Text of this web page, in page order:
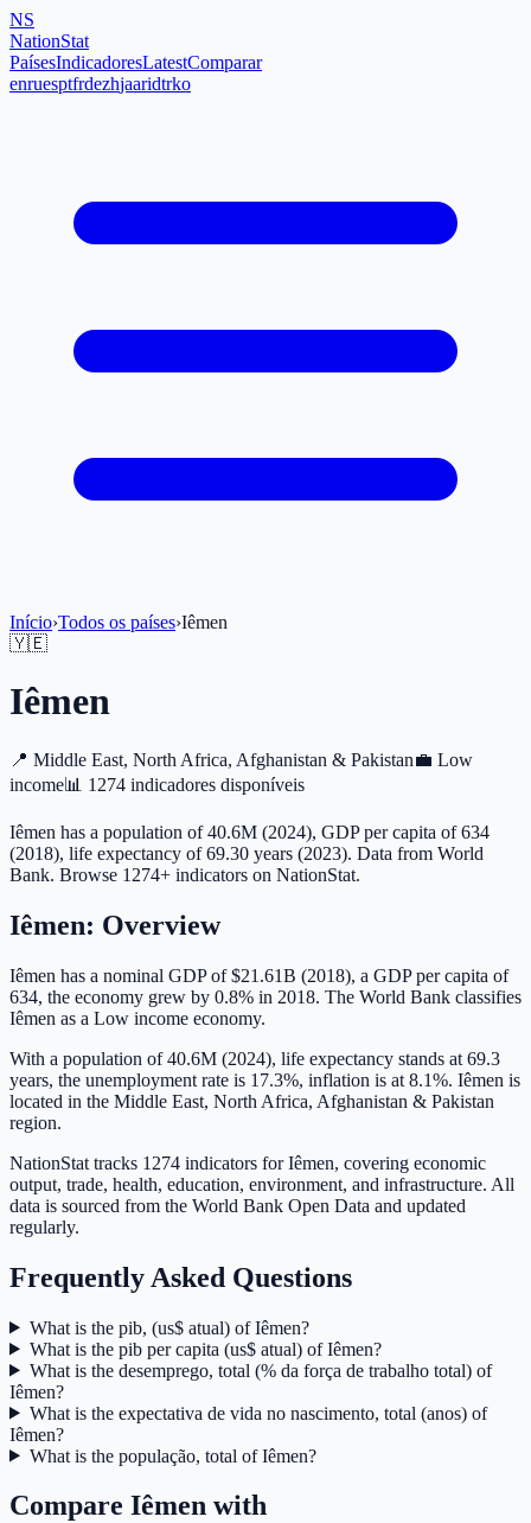
NS
NationStat
PaísesIndicadoresLatestComparar
enruesptfrdezhjaaridtrko
Início›Todos os países›Iêmen
🇾🇪
Iêmen
📍 Middle East, North Africa, Afghanistan & Pakistan💼 Low
income 📊 1274 indicadores disponíveis
Iêmen has a population of 40.6M (2024), GDP per capita of 634
(2018), life expectancy of 69.30 years (2023). Data from World
Bank. Browse 1274+ indicators on NationStat.
Iêmen: Overview
Iêmen has a nominal GDP of $21.61B (2018), a GDP per capita of
634, the economy grew by 0.8% in 2018. The World Bank classifies
Iêmen as a Low income economy.
With a population of 40.6M (2024), life expectancy stands at 69.3
years, the unemployment rate is 17.3%, inflation is at 8.1%. Iêmen is
located in the Middle East, North Africa, Afghanistan & Pakistan
region.
NationStat tracks 1274 indicators for Iêmen, covering economic
output, trade, health, education, environment, and infrastructure. All
data is sourced from the World Bank Open Data and updated
regularly.
Frequently Asked Questions
What is the pib, (us$ atual) of Iêmen?
What is the pib per capita (us$ atual) of Iêmen?
What is the desemprego, total (% da força de trabalho total) of
Iêmen?
What is the expectativa de vida no nascimento, total (anos) of
Iêmen?
What is the população, total of Iêmen?
Compare Iêmen with